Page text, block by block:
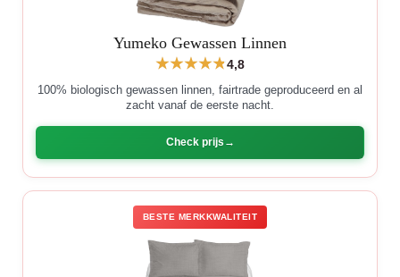
Yumeko Gewassen Linnen
4,8
100% biologisch gewassen linnen, fairtrade geproduceerd en al
zacht vanaf de eerste nacht.
Check prijs
BESTE MERKKWALITEIT